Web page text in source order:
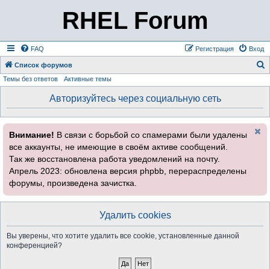
RHEL Forum
FAQ Вход
Регистрация
Список форумов
Темы без ответов Активные темы
Авторизуйтесь через социальную сеть
Внимание! В связи с борьбой со спамерами были удалены
все аккаунты, не имеющие в своём активе сообщений.
Так же восстановлена работа уведомлений на почту.
Апрель 2023: обновлена версия phpbb, перераспределены
форумы, произведена зачистка.
Удалить cookies
Вы уверены, что хотите удалить все cookie, установленные данной
конференцией?